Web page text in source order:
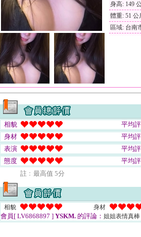
身高: 149
體重: 51 公
區域: 台南
相貌
平均
身材
平均
表演
平均
態度
平均
註﹕最高值 5分
相貌 身材
會員[ LV6868897 ] YSKM. 的評論： 姐姐表情真棒